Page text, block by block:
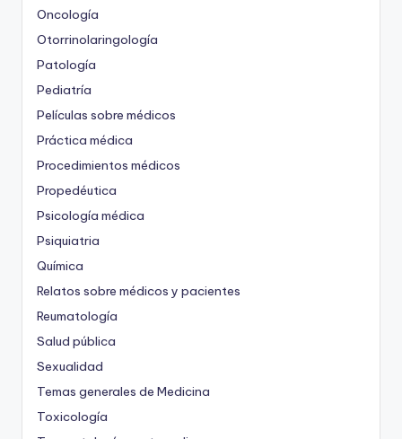
Oncología
Otorrinolaringología
Patología
Pediatría
Películas sobre médicos
Práctica médica
Procedimientos médicos
Propedéutica
Psicología médica
Psiquiatria
Química
Relatos sobre médicos y pacientes
Reumatología
Salud pública
Sexualidad
Temas generales de Medicina
Toxicología